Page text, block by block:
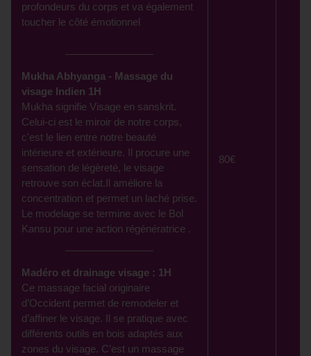
profondeurs du corps et va également
toucher le côté émotionnel
Mukha Abhyanga - Massage du
visage Indien 1H
Mukha signifie Visage en sanskrit.
Celui-ci est le miroir de notre corps,
c'est le lien entre notre beauté
intérieure et extérieure. Il procure une
sensation de légèreté, le visage
retrouve son éclat.Il améliore la
concentration et permet un laché prise.
Le modelage se termine avec le Bol
Kansu pour une action régénératrice .
Madéro et drainage visage : 1H
Ce massage facial originaire
d’Occident permet de remodeler et
d’affiner le visage. Il se pratique avec
différents outils en bois adaptés aux
zones du visage. C’est un massage
80€